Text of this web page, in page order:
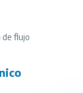
de flujo